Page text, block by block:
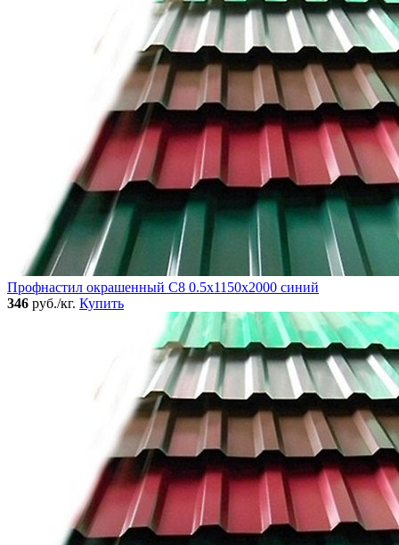
Профнастил окрашенный C8 0.5x1150x2000 синий
346 руб./кг. Купить